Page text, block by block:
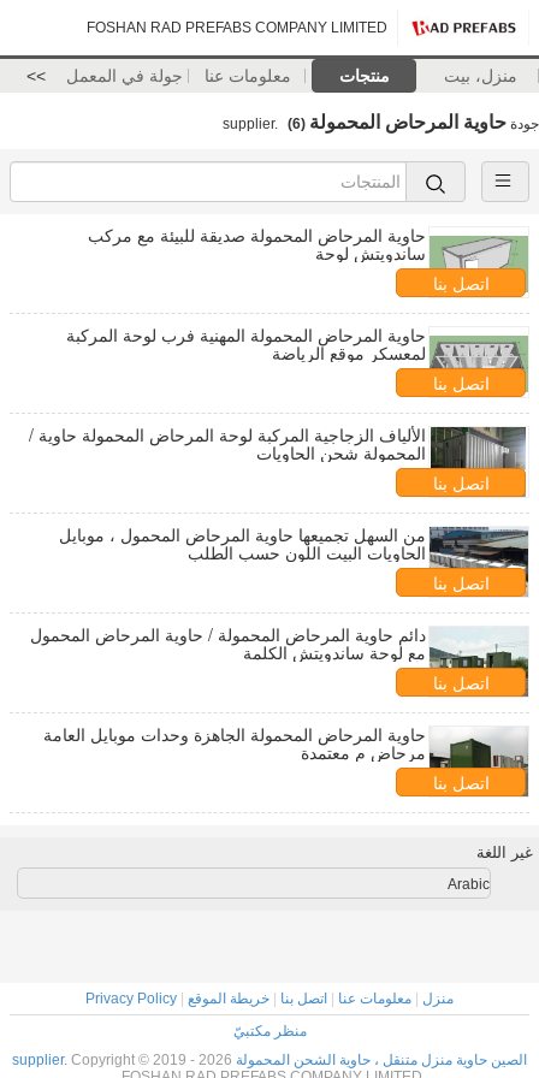
FOSHAN RAD PREFABS COMPANY LIMITED
منزل، بيت منتجات معلومات عنا جولة في المعمل >>
جودة حاوية المرحاض المحمولة (6)
حاوية المرحاض المحمولة صديقة للبيئة مع مركب
ساندويتش لوحة
اتصل بنا
حاوية المرحاض المحمولة المهنية فرب لوحة المركبة
لمعسكر موقع الرياضة
اتصل بنا
الألياف الزجاجية المركبة لوحة المرحاض المحمولة حاوية /
المحمولة شحن الحاويات
اتصل بنا
من السهل تجميعها حاوية المرحاض المحمول ، موبايل
الحاويات البيت اللون حسب الطلب
اتصل بنا
دائم حاوية المرحاض المحمولة / حاوية المرحاض المحمول
مع لوحة ساندويتش الكلمة
اتصل بنا
حاوية المرحاض المحمولة الجاهزة وحدات موبايل العامة
مرحاض م معتمدة
اتصل بنا
غير اللغة
Arabic
منزل معلومات عنا اتصل بنا خريطة الموقع
Privacy Policy
منظر مكتبيّ
الصين حاوية منزل متنقل ، حاوية الشحن المحمولة supplier. Copyright © 2019 - 2026